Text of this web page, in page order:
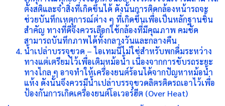
ตั้งสติและจำสิ่งที่เกิดขึ้นได้ ดังนั้นการติดกล้องหน้ารถจะ
ช่วยบันทึกเหตุการณ์ต่าง ๆ ที่เกิดขึ้นเพื่อเป็นหลักฐานชิ้น
สำคัญ ทางที่ดีจึงควรเลือกใช้กล้องที่มีคุณภาพ คมชัด
สามารถบันทึกภาพได้ทั้งกลางวันและกลางคืน
น้ำเปล่าบรรจุขวด – ไอเทมนี้ไม่ใช่สำหรับพกดื่มระหว่าง
ทางแต่เตรียมไว้เพื่อเติมหม้อน้ำ เนื่องจากการขับรถระยะ
ทางไกล ๆ อาจทำให้เครื่องยนต์ร้อนได้จากปัญหาหม้อน้ำ
แห้ง ดังนั้นจึงควรมีน้ำเปล่าบรรจุขวดลิตรติดรถเอาไว้เพื่อ
ป้องกันการเกิดเครื่องยนต์โอเวอร์ฮีต (Over Heat)